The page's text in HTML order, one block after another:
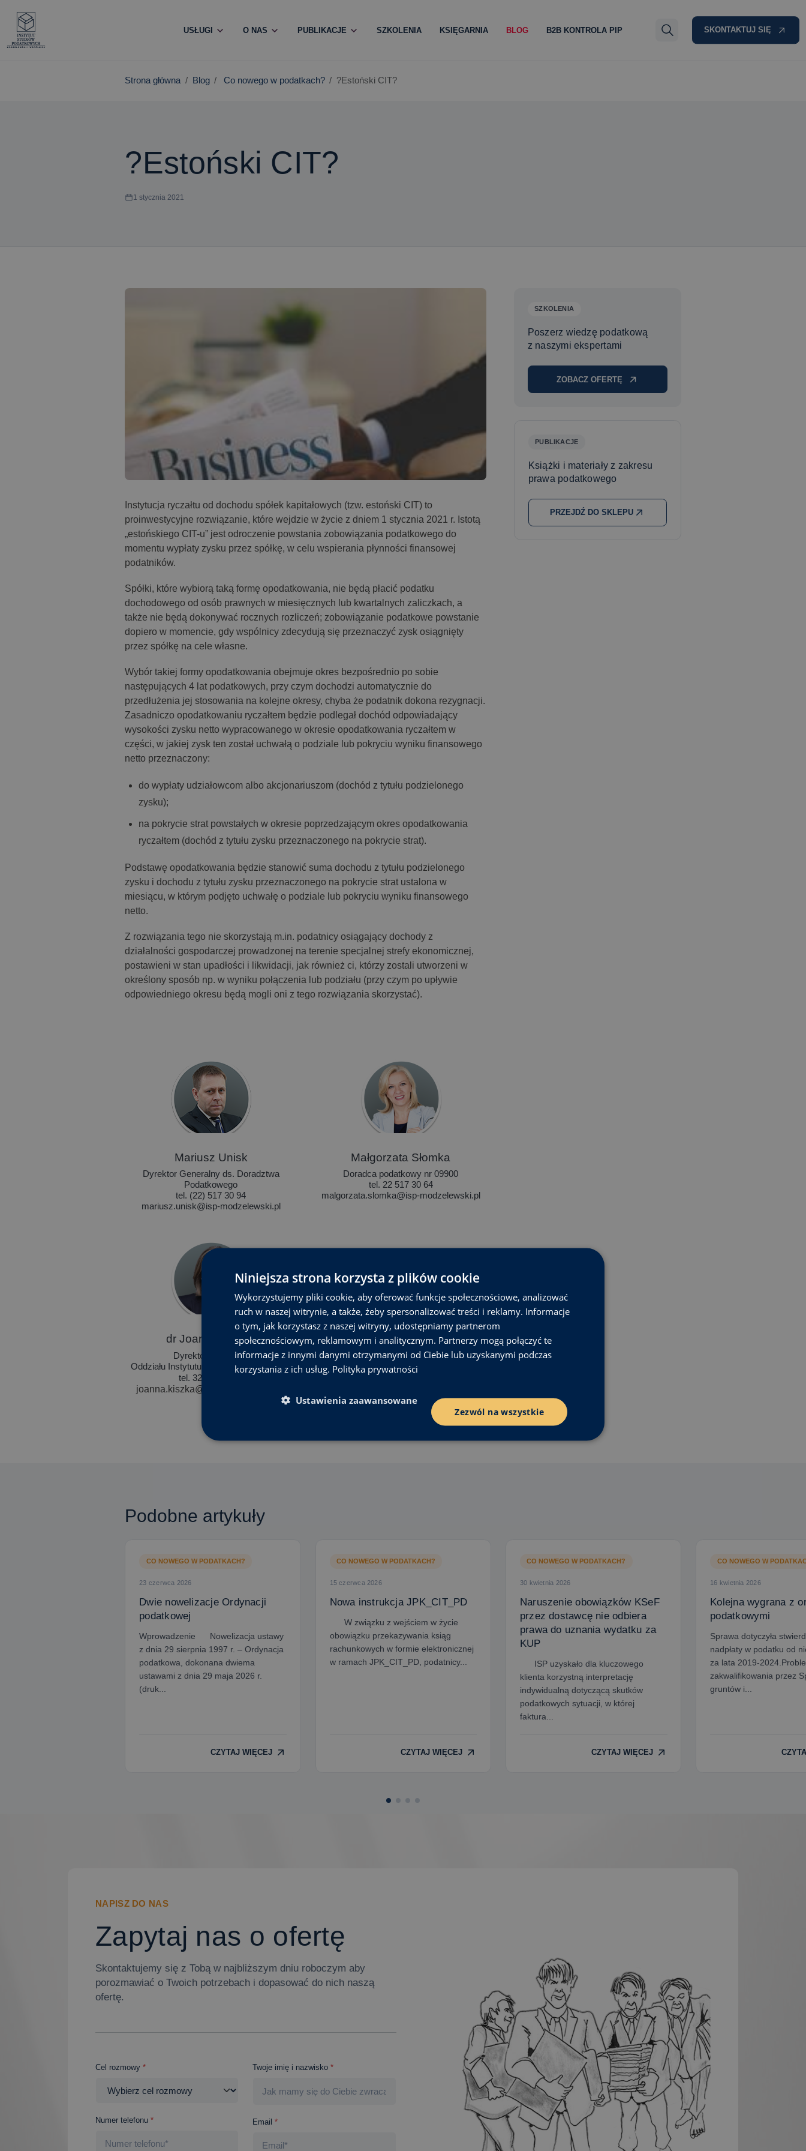
USŁUGI O NAS PUBLIKACJE SZKOLENIA KSIĘGARNIA BLOG B2B KONTROLA PIP SKONTAKTUJ SIĘ
Strona główna Blog Co nowego w podatkach? ?Estoński CIT?
?Estoński CIT?
1 stycznia 2021
Instytucja ryczałtu od dochodu spółek kapitałowych (tzw. estoński CIT) to
proinwestycyjne rozwiązanie, które wejdzie w życie z dniem 1 stycznia 2021 r. Istotą
„estońskiego CIT-u” jest odroczenie powstania zobowiązania podatkowego do
momentu wypłaty zysku przez spółkę, w celu wspierania płynności finansowej
podatników.
Spółki, które wybiorą taką formę opodatkowania, nie będą płacić podatku
dochodowego od osób prawnych w miesięcznych lub kwartalnych zaliczkach, a
także nie będą dokonywać rocznych rozliczeń; zobowiązanie podatkowe powstanie
dopiero w momencie, gdy wspólnicy zdecydują się przeznaczyć zysk osiągnięty
przez spółkę na cele własne.
Wybór takiej formy opodatkowania obejmuje okres bezpośrednio po sobie
następujących 4 lat podatkowych, przy czym dochodzi automatycznie do
przedłużenia jej stosowania na kolejne okresy, chyba że podatnik dokona rezygnacji.
Zasadniczo opodatkowaniu ryczałtem będzie podlegał dochód odpowiadający
wysokości zysku netto wypracowanego w okresie opodatkowania ryczałtem w
części, w jakiej zysk ten został uchwałą o podziale lub pokryciu wyniku finansowego
netto przeznaczony:
do wypłaty udziałowcom albo akcjonariuszom (dochód z tytułu podzielonego
zysku);
na pokrycie strat powstałych w okresie poprzedzającym okres opodatkowania
ryczałtem (dochód z tytułu zysku przeznaczonego na pokrycie strat).
Podstawę opodatkowania będzie stanowić suma dochodu z tytułu podzielonego
zysku i dochodu z tytułu zysku przeznaczonego na pokrycie strat ustalona w
miesiącu, w którym podjęto uchwałę o podziale lub pokryciu wyniku finansowego
netto.
Z rozwiązania tego nie skorzystają m.in. podatnicy osiągający dochody z
działalności gospodarczej prowadzonej na terenie specjalnej strefy ekonomicznej,
postawieni w stan upadłości i likwidacji, jak również ci, którzy zostali utworzeni w
określony sposób np. w wyniku połączenia lub podziału (przy czym po upływie
odpowiedniego okresu będą mogli oni z tego rozwiązania skorzystać).
Mariusz Unisk
Dyrektor Generalny ds. Doradztwa
Podatkowego
tel. (22) 517 30 94
mariusz.unisk@isp-modzelewski.pl
Małgorzata Słomka
Doradca podatkowy nr 09900
tel. 22 517 30 64
malgorzata.slomka@isp-modzelewski.pl
dr Joanna Kiszka
Dyrektor Śląskiego
Oddziału Instytutu Studiów Podatkowych
tel. 32 259 71 50
joanna.kiszka@isp-modzelewski.pl
Aleksandra Szczęsny
Konsultant podatkowy
Śląski Oddział Instytutu Studiów
Podatkowych
tel. 32 259 71 50
SZKOLENIA
Poszerz wiedzę podatkową
z naszymi ekspertami
ZOBACZ OFERTĘ
PUBLIKACJE
Książki i materiały z zakresu
prawa podatkowego
PRZEJDŹ DO SKLEPU
Podobne artykuły
CO NOWEGO W PODATKACH?
23 czerwca 2026
Dwie nowelizacje Ordynacji
podatkowej
Wprowadzenie Nowelizacja ustawy
z dnia 29 sierpnia 1997 r. – Ordynacja
podatkowa, dokonana dwiema
ustawami z dnia 29 maja 2026 r.
(druk...
CZYTAJ WIĘCEJ
CO NOWEGO W PODATKACH?
15 czerwca 2026
Nowa instrukcja JPK_CIT_PD
W związku z wejściem w życie
obowiązku przekazywania ksiąg
rachunkowych w formie elektronicznej
w ramach JPK_CIT_PD, podatnicy...
CZYTAJ WIĘCEJ
CO NOWEGO W PODATKACH?
30 kwietnia 2026
Naruszenie obowiązków KSeF
przez dostawcę nie odbiera
prawa do uznania wydatku za
KUP
ISP uzyskało dla kluczowego
klienta korzystną interpretację
indywidualną dotyczącą skutków
podatkowych sytuacji, w której
faktura...
CZYTAJ WIĘCEJ
CO NOWEGO W
16 kwietnia 2026
Kolejna wygrana z
podatkowymi
Sprawa dotyczyła
nadpłaty w podatku od
za lata 2019-
zakwalifikowania przez
gruntów i...
NAPISZ DO NAS
Zapytaj nas o ofertę
Skontaktujemy się z Tobą w najbliższym dniu roboczym aby
porozmawiać o Twoich potrzebach i dopasować do nich naszą
ofertę.
Cel rozmowy*
Numer telefonu*
Twoje imię i nazwisko *
Email *
Niniejsza strona korzysta z plików cookie
Wykorzystujemy pliki cookie, aby oferować funkcje społecznościowe, analizować
ruch w naszej witrynie, a także, żeby spersonalizować treści i reklamy. Informacje
o tym, jak korzystasz z naszej witryny, udostępniamy partnerom
społecznościowym, reklamowym i analitycznym. Partnerzy mogą połączyć te
informacje z innymi danymi otrzymanymi od Ciebie lub uzyskanymi podczas
korzystania z ich usług. Polityka prywatności
Zezwól na wszystkie
Ustawienia zaawansowane